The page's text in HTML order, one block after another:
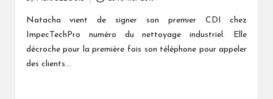
by
Natacha vient de signer son premier CDI chez
ImpecTechPro numéro du nettoyage industriel. Elle
décroche pour la première fois son téléphone pour appeler
des clients...